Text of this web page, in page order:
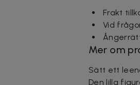
Frakt
Vid
Mer om
Sätt ett
Den lilla